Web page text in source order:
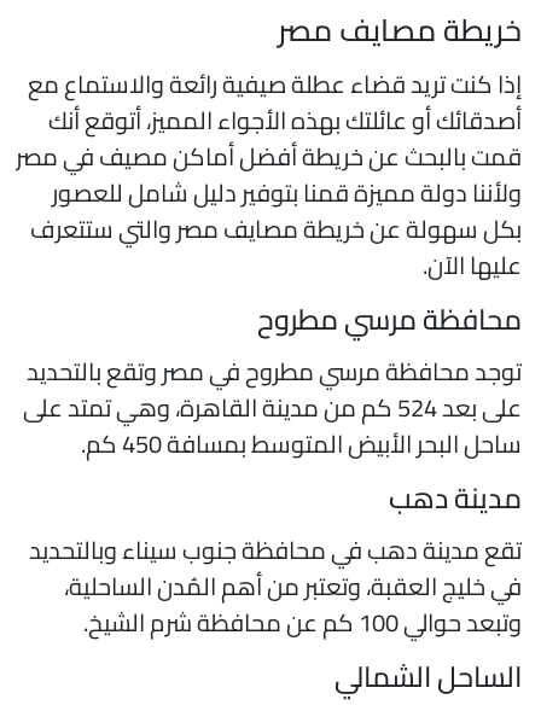
مصايف مصر
كنت تريد قضاء عطلة صيفية رائعة والاستماع مع
أو عائلتك بهذه الأجواء المميز، أتوقع أنك
بالبحث عن خريطة أفضل أماكن مصيف في مصر
دولة مميزة قمنا بتوفير دليل شامل للعصور
سهولة عن خريطة مصايف مصر والتي ستتعرف
الآن.
مرسي مطروح
محافظة مرسي مطروح في مصر وتقع بالتحديد
على بعد 524 كم من مدينة القاهرة، وهي تمتد على
البحر الأبيض المتوسط بمسافة 450 كم.
دهب
مدينة دهب في محافظة جنوب سيناء وبالتحديد
خليج العقبة، وتعتبر من أهم المُدن الساحلية،
حوالي 100 كم عن محافظة شرم الشيخ.
الشمالي